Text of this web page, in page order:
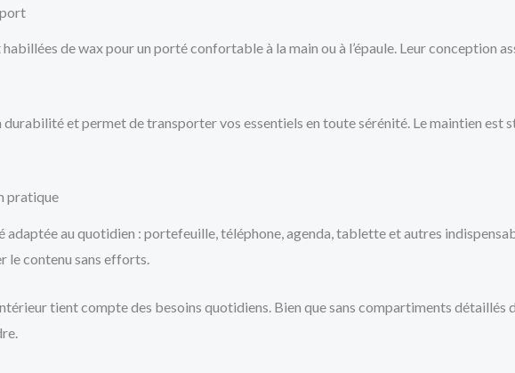
de wax pour un porté confortable à la main ou à l’épaule. Leur conception
durabilité et permet de transporter vos essentiels en toute sérénité. Le maintien est
pratique
adaptée au quotidien : portefeuille, téléphone, agenda, tablette et autres
le contenu sans efforts.
tient compte des besoins quotidiens. Bien que sans compartiments détaillés